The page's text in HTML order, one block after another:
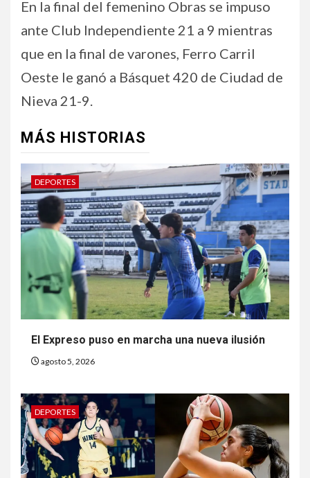
En la final del femenino Obras se impuso
ante Club Independiente 21 a 9 mientras
que en la final de varones, Ferro Carril
Oeste le ganó a Básquet 420 de Ciudad de
Nieva 21-9.
MÁS HISTORIAS
DEPORTES
El Expreso puso en marcha una nueva ilusión
agosto 5, 2026
DEPORTES